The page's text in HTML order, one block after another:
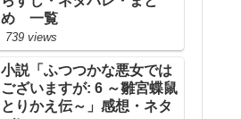
め 一覧
739 views
小説「ふつつかな悪女では
ございますが: 6 ～雛宮蝶鼠
とりかえ伝～」感想・ネタ